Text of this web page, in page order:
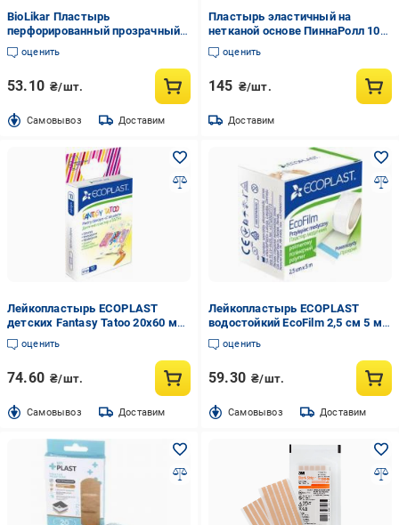
BioLikar Пластырь
перфорированный прозрачный
на полимерной основе 3,75 х 500
см 1 шт.
оценить
53.10 ₴/шт.
Cамовывоз Доставим
Пластырь эластичный на
нетканой основе ПиннаРолл 10
см х 10 м
оценить
145 ₴/шт.
Доставим
Лейкопластырь ECOPLAST
детских Fantasy Tatoo 20х60 мм
нестерильные 10 шт.
оценить
74.60 ₴/шт.
Cамовывоз Доставим
Лейкопластырь ECOPLAST
водостойкий EcoFilm 2,5 см 5 м
стерильные
оценить
59.30 ₴/шт.
Cамовывоз Доставим